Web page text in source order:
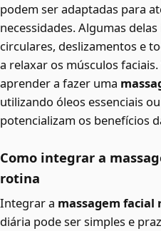
podem ser adaptadas para
necessidades. Algumas
circulares, deslizamentos e
a relaxar os músculos
aprender a fazer uma
utilizando óleos essenciais
potencializam os benefícios
Como integrar a
rotina
Integrar a massagem facial
diária pode ser simples e